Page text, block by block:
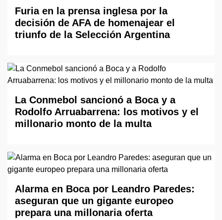
Furia en la prensa inglesa por la
decisión de AFA de homenajear el
triunfo de la Selección Argentina
La Conmebol sancionó a Boca y a
Rodolfo Arruabarrena: los motivos y el
millonario monto de la multa
Alarma en Boca por Leandro Paredes:
aseguran que un gigante europeo
prepara una millonaria oferta